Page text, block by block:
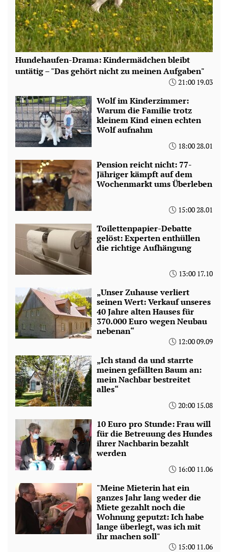
Hundehaufen-Drama: Kindermädchen bleibt
untätig – "Das gehört nicht zu meinen Aufgaben"
21:00 19.03
Wolf im Kinderzimmer:
Warum die Familie trotz
kleinem Kind einen echten
Wolf aufnahm
18:00 28.01
Pension reicht nicht: 77-
Jähriger kämpft auf dem
Wochenmarkt ums Überleben
15:00 28.01
Toilettenpapier-Debatte
gelöst: Experten enthüllen
die richtige Aufhängung
13:00 17.10
„Unser Zuhause verliert
seinen Wert: Verkauf unseres
40 Jahre alten Hauses für
370.000 Euro wegen Neubau
nebenan“
12:00 09.09
„Ich stand da und starrte
meinen gefällten Baum an:
mein Nachbar bestreitet
alles“
20:00 15.08
10 Euro pro Stunde: Frau will
für die Betreuung des Hundes
ihrer Nachbarin bezahlt
werden
16:00 11.06
"Meine Mieterin hat ein
ganzes Jahr lang weder die
Miete gezahlt noch die
Wohnung geputzt: Ich habe
lange überlegt, was ich mit
ihr machen soll"
15:00 11.06